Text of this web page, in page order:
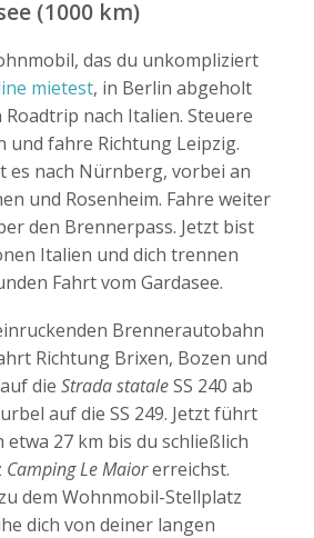
(1000 km)
das du unkompliziert
mietest, in Berlin abgeholt
nach Italien. Steuere
und fahre Richtung Leipzig.
es nach Nürnberg, vorbei an
und Rosenheim. Fahre weiter
den Brennerpass. Jetzt bist
Italien und dich trennen
Fahrt vom Gardasee.
Brennerautobahn
Richtung Brixen, Bozen und
dieStrada stataleSS 240 ab
auf die SS 249. Jetzt führt
etwa 27 km bis du schließlich
Camping Le Maiorerreichst.
dem Wohnmobil-Stellplatz
dich von deiner langen